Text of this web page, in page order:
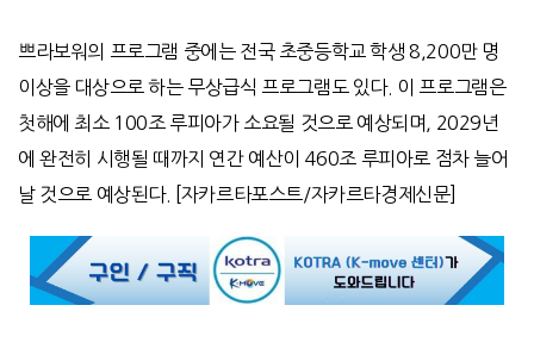
쁘라보워의 프로그램 중에는 전국 초중등학교 학생 8,200만 명
이상을 대상으로 하는 무상급식 프로그램도 있다. 이 프로그램은
첫해에 최소 100조 루피아가 소요될 것으로 예상되며 , 2029년
에 완전히 시행될 때까지 연간 예산이
460조 루피아로 점차 늘어
날 것으로 예상된다. [ 자카르타포스트 /자카르타경제신문]